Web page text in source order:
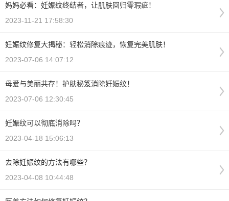
妈妈必看：妊娠纹终结者，让肌肤回归零瑕疵！
2023-11-21 17:58:30
妊娠纹修复大揭秘：轻松消除痕迹，恢复完美肌肤！
2023-07-06 14:07:12
母爱与美丽共存！护肤秘笈消除妊娠纹！
2023-07-06 12:30:45
妊娠纹可以彻底消除吗？
2023-04-18 15:06:13
去除妊娠纹的方法有哪些？
2023-04-08 10:44:48